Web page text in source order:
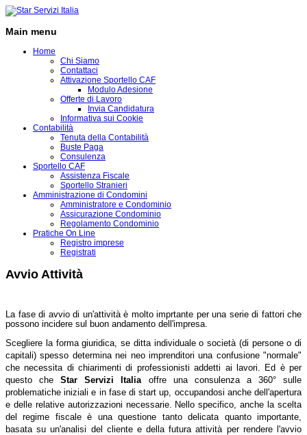
Main menu
Home
Chi Siamo
Contattaci
Attivazione Sportello CAF
Modulo Adesione
Offerte di Lavoro
Invia Candidatura
Informativa sui Cookie
Contabilità
Tenuta della Contabilità
Buste Paga
Consulenza
Sportello CAF
Assistenza Fiscale
Sportello Stranieri
Amministrazione di Condomini
Amministratore e Condominio
Assicurazione Condominio
Regolamento Condominio
Pratiche On Line
Registro imprese
Registrati
Avvio Attività
La fase di avvio di un'attività è molto imprtante per una serie di fattori che
possono incidere sul buon andamento dell'impresa.
Scegliere la forma giuridica, se ditta individuale o società (di persone o di
capitali) spesso determina nei neo imprenditori una confusione "normale"
che necessita di chiarimenti di professionisti addetti ai lavori. Ed è per
questo cheStar Servizi Italia offre una consulenza a 360° sulle
problematiche iniziali e in fase di start up, occupandosi anche dell'apertura
e delle relative autorizzazioni necessarie. Nello specifico, anche la scelta
del regime fiscale è una questione tanto delicata quanto importante,
basata su un'analisi del cliente e della futura attività per rendere l'avvio